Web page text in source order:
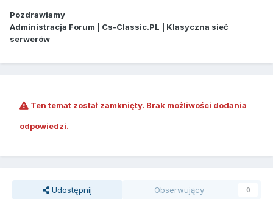
Pozdrawiamy
Administracja Forum | Cs-Classic.PL | Klasyczna sieć
serwerów
Ten temat został zamknięty. Brak możliwości dodania
odpowiedzi.
Udostępnij Obserwujący 0